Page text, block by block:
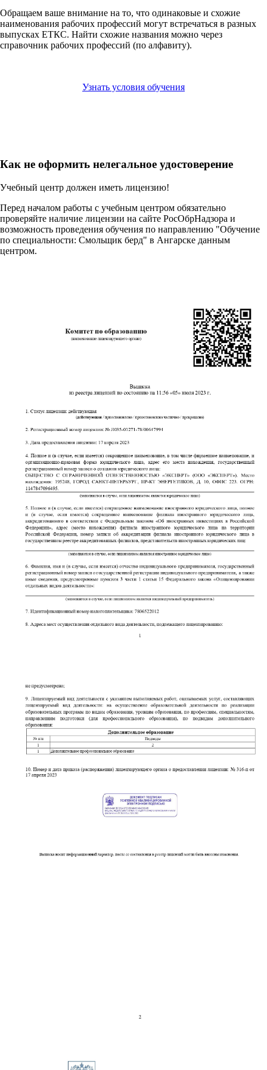
Обращаем ваше внимание на то, что одинаковые и схожие
наименования рабочих профессий могут встречаться в разных
выпусках ЕТКС. Найти схожие названия можно через
справочник рабочих профессий (по алфавиту).
Узнать условия обучения
Как не оформить нелегальное удостоверение
Учебный центр должен иметь лицензию!
Перед началом работы с учебным центром обязательно
проверяйте наличие лицензии на сайте РосОбрНадзора и
возможность проведения обучения по направлению "Обучение
по специальности: Смольщик берд" в Ангарске данным
центром.